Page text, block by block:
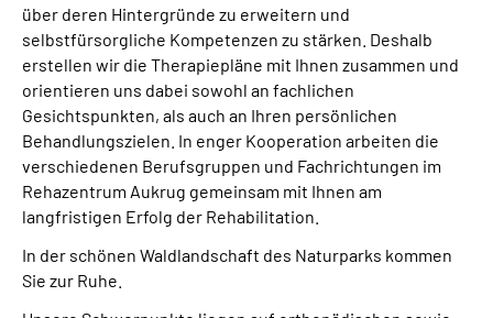
über deren Hintergründe zu erweitern und
selbstfürsorgliche Kompetenzen zu stärken. Deshalb
erstellen wir die Therapiepläne mit Ihnen zusammen und
orientieren uns dabei sowohl an fachlichen
Gesichtspunkten, als auch an Ihren persönlichen
Behandlungszielen. In enger Kooperation arbeiten die
verschiedenen Berufsgruppen und Fachrichtungen im
Rehazentrum Aukrug gemeinsam mit Ihnen am
langfristigen Erfolg der Rehabilitation.
In der schönen Waldlandschaft des Naturparks kommen
Sie zur Ruhe.